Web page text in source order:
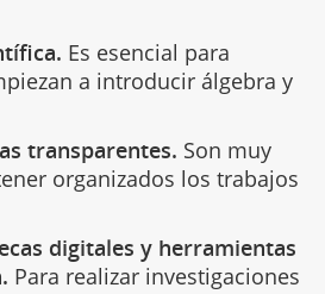
Es esencial para
a introducir álgebra y
transparentes. Son muy
organizados los trabajos
digitales y herramientas
Para realizar investigaciones